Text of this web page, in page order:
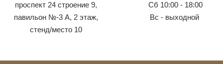
проспект 24 строение 9,
павильон №-3 А, 2 этаж,
стенд/место 10
Сб 10:00 - 18:00
Вс - выходной